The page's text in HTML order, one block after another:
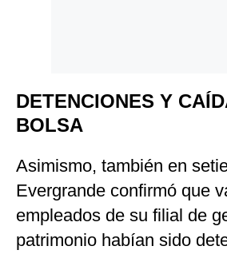
DETENCIONES Y
BOLSA
Asimismo, también en
Evergrande confirmó que
empleados de su filial de
patrimonio habían sido